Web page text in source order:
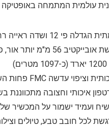
6.5° לנוף מרהיב, חד וברור
איכותי וחצובה מתכווננת
ועמיד ישמור על המכשיר
לכל חובב טבע, טיולים